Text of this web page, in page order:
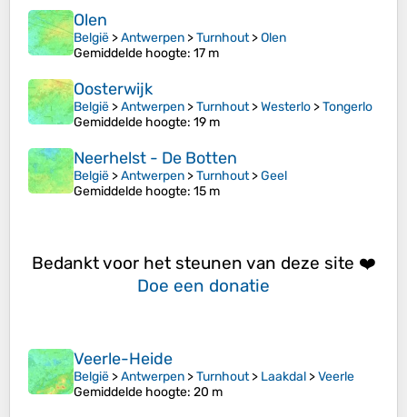
Olen
België >Antwerpen >Turnhout>Olen
Gemiddelde hoogte: 17 m
Oosterwijk
België >Antwerpen >Turnhout>Westerlo >Tongerlo
Gemiddelde hoogte: 19 m
Neerhelst - De Botten
België >Antwerpen >Turnhout>Geel
Gemiddelde hoogte: 15 m
Bedankt voor het steunen van deze site ❤️
Doe een donatie
Veerle-Heide
België >Antwerpen >Turnhout> Laakdal >Veerle
Gemiddelde hoogte: 20 m